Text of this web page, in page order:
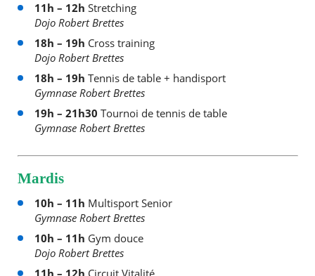
11h – 12h Stretching
Dojo Robert Brettes
18h – 19h Cross training
Dojo Robert Brettes
18h – 19h Tennis de table + handisport
Gymnase Robert Brettes
19h – 21h30 Tournoi de tennis de table
Gymnase Robert Brettes
Mardis
10h – 11h Multisport Senior
Gymnase Robert Brettes
10h – 11h Gym douce
Dojo Robert Brettes